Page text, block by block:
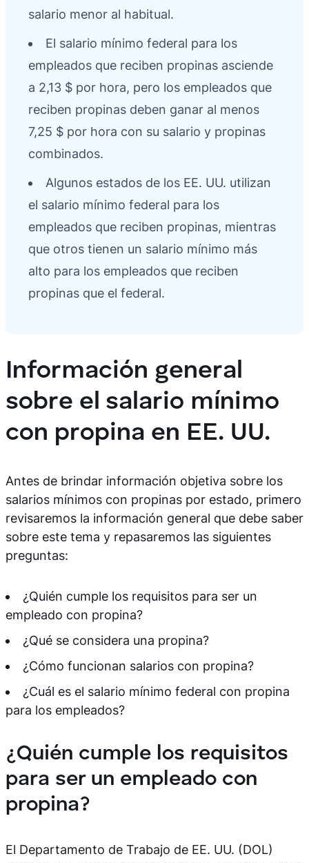
salario menor al habitual.
El salario mínimo federal para los
empleados que reciben propinas asciende
a 2,13 $ por hora, pero los empleados que
reciben propinas deben ganar al menos
7,25 $ por hora con su salario y propinas
combinados.
Algunos estados de los EE. UU. utilizan
el salario mínimo federal para los
empleados que reciben propinas, mientras
que otros tienen un salario mínimo más
alto para los empleados que reciben
propinas que el federal.
Información general
sobre el salario mínimo
con propina en EE. UU.
Antes de brindar información objetiva sobre los
salarios mínimos con propinas por estado, primero
revisaremos la información general que debe saber
sobre este tema y repasaremos las siguientes
preguntas:
¿Quién cumple los requisitos para ser un
empleado con propina?
¿Qué se considera una propina?
¿Cómo funcionan salarios con propina?
¿Cuál es el salario mínimo federal con propina
para los empleados?
¿Quién cumple los requisitos
para ser un empleado con
propina?
El Departamento de Trabajo de EE. UU. (DOL)